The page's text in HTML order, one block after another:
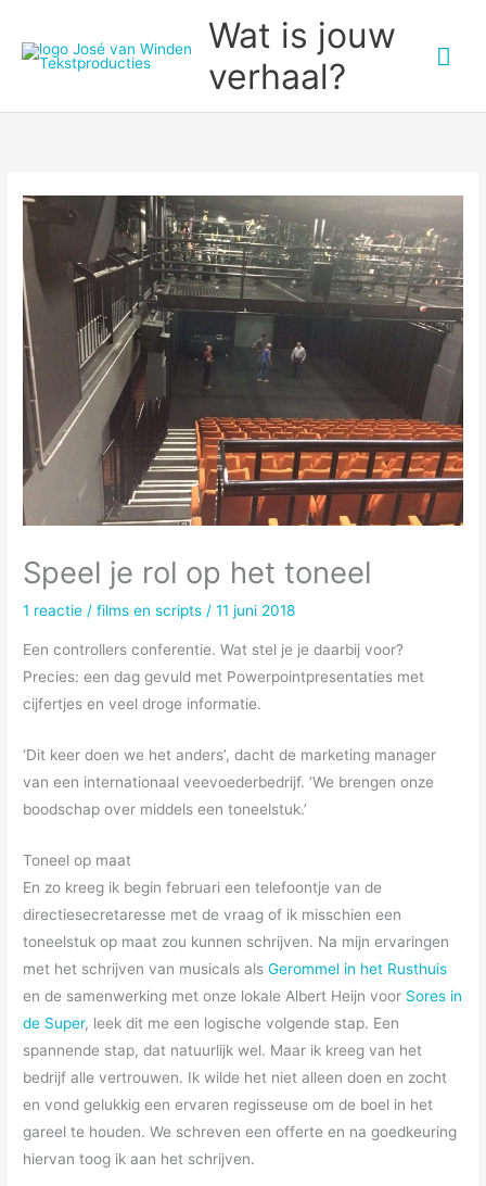
naar
Wat is jouw
verhaal?
Speel je rol op het toneel
1 reactie /films en scripts /11 juni 2018
Een controllers conferentie. Wat stel je je daarbij voor?
Precies: een dag gevuld met Powerpointpresentaties met
cijfertjes en veel droge informatie.
‘Dit keer doen we het anders’, dacht de marketing manager
van een internationaal veevoederbedrijf. ‘We brengen onze
boodschap over middels een toneelstuk.’
Toneel op maat
En zo kreeg ik begin februari een telefoontje van de
directiesecretaresse met de vraag of ik misschien een
toneelstuk op maat zou kunnen schrijven. Na mijn ervaringen
met het schrijven van musicals alsGerommel in het Rusthuis
en de samenwerking met onze lokale Albert Heijn voor Sores in
de Super, leek dit me een logische volgende stap. Een
spannende stap, dat natuurlijk wel. Maar ik kreeg van het
bedrijf alle vertrouwen. Ik wilde het niet alleen doen en zocht
en vond gelukkig een ervaren regisseuse om de boel in het
gareel te houden. We schreven een offerte en na goedkeuring
hiervan toog ik aan het schrijven.